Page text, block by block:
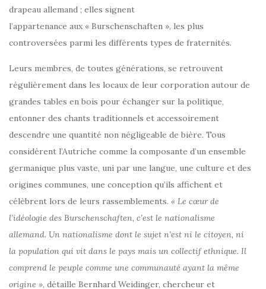
drapeau allemand ; elles signent
l’appartenance aux « Burschenschaften », les plus
controversées parmi les différents types de fraternités.
Leurs membres, de toutes générations, se retrouvent
régulièrement dans les locaux de leur corporation autour de
grandes tables en bois pour échanger sur la politique,
entonner des chants traditionnels et accessoirement
descendre une quantité non négligeable de bière. Tous
considèrent l’Autriche comme la composante d’un ensemble
germanique plus vaste, uni par une langue, une culture et des
origines communes, une conception qu’ils affichent et
célèbrent lors de leurs rassemblements. « Le cœur de
l’idéologie des Burschenschaften, c’est le nationalisme
allemand. Un nationalisme dont le sujet n’est ni le citoyen, ni
la population qui vit dans le pays mais un collectif ethnique. Il
comprend le peuple comme une communauté ayant la même
origine », détaille Bernhard Weidinger, chercheur et